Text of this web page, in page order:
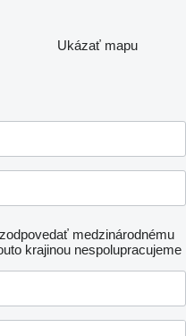
Ukázať mapu
medzinárodnému
krajinou nespolupracujeme